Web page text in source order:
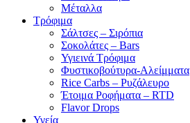
Μέταλλα
Τρόφιμα
Σάλτσες – Σιρόπια
Σοκολάτες – Bars
Υγιεινά Τρόφιμα
Φυστικοβούτυρα-Αλείμματα
Rice Carbs – Ρυζάλευρο
Έτοιμα Ροφήματα – RTD
Flavor Drops
Υγεία